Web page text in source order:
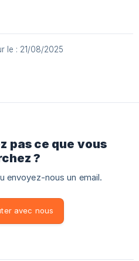
le : 21/08/2025
pas ce que vous
?
envoyez-nous un email.
avec nous